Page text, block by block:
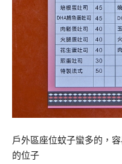
戶外區座位蚊子蠻多的，
的位子